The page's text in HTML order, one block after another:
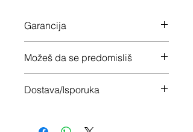
Garancija
Možeš da se predomisliš
nisi zadovoljan
Dostava/Isporuka